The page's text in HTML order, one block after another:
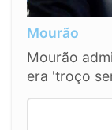
Mourão
Mourão
era 'troço